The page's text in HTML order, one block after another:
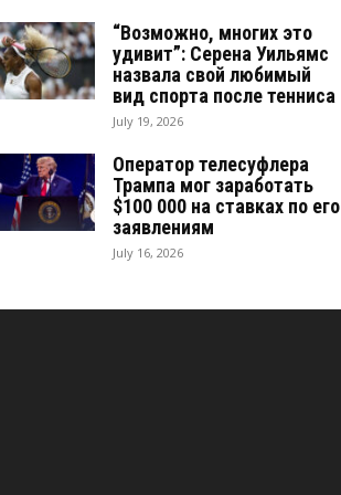
“Возможно, многих это
удивит”: Серена Уильямс
назвала свой любимый
вид спорта после тенниса
July 19, 2026
Оператор телесуфлера
Трампа мог заработать
$100 000 на ставках по его
заявлениям
July 16, 2026